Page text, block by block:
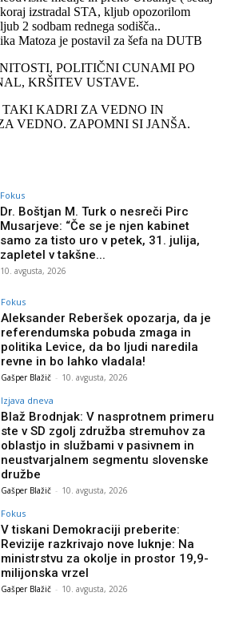
Fokus
Dr. Boštjan M. Turk o nesreči Pirc
Musarjeve: “Če se je njen kabinet
samo za tisto uro v petek, 31. julija,
zapletel v takšne...
10. avgusta, 2026
Fokus
Aleksander Reberšek opozarja, da je
referendumska pobuda zmaga in
politika Levice, da bo ljudi naredila
revne in bo lahko vladala!
Gašper Blažič - 10. avgusta, 2026
Izjava dneva
Blaž Brodnjak: V nasprotnem primeru
ste v SD zgolj združba stremuhov za
oblastjo in službami v pasivnem in
neustvarjalnem segmentu slovenske
družbe
Gašper Blažič - 10. avgusta, 2026
Fokus
V tiskani Demokraciji preberite:
Revizije razkrivajo nove luknje: Na
ministrstvu za okolje in prostor 19,9-
milijonska vrzel
Gašper Blažič - 10. avgusta, 2026